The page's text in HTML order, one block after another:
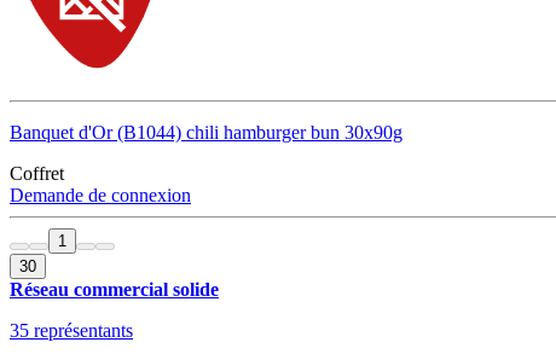
Banquet d'Or (B1044) chili hamburger bun 30x90g
Coffret
Demande de connexion
1
30
Réseau commercial solide
35 représentants